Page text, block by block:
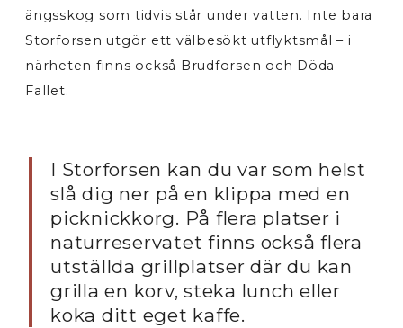
ängsskog som tidvis står under vatten. Inte bara
Storforsen utgör ett välbesökt utflyktsmål – i
närheten finns också Brudforsen och Döda
Fallet.
I Storforsen kan du var som helst
slå dig ner på en klippa med en
picknickkorg. På flera platser i
naturreservatet finns också flera
utställda grillplatser där du kan
grilla en korv, steka lunch eller
koka ditt eget kaffe.